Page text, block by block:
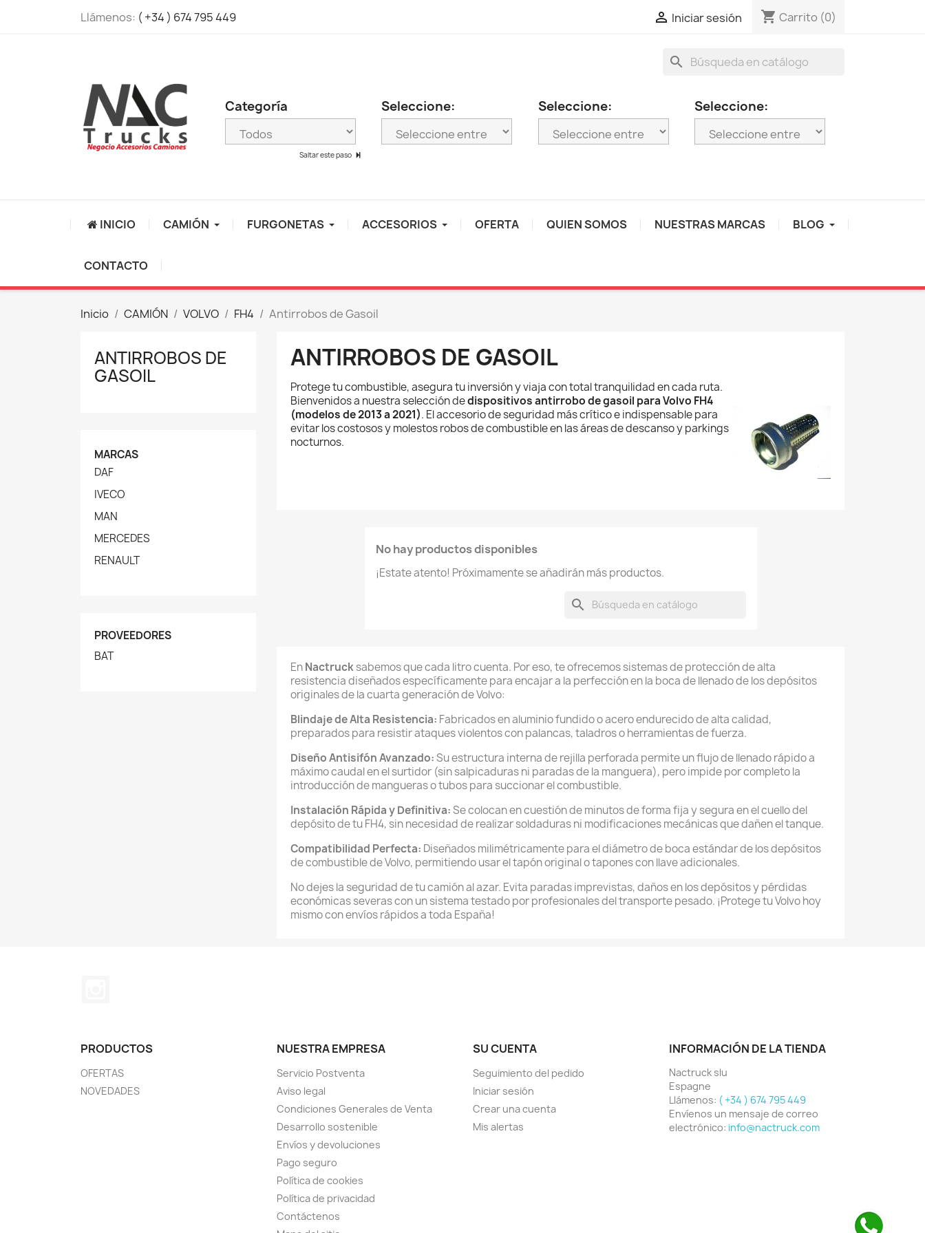
Llámenos: ( +34 ) 674 795 449  Iniciar sesión shopping_cart Carrito (0)
search
Categoría
Saltar este paso
Seleccione: Seleccione: Seleccione:
INICIO CAMIÓN FURGONETAS ACCESORIOS OFERTA QUIEN SOMOS NUESTRAS MARCAS BLOG
CONTACTO
Inicio CAMIÓN VOLVO FH4 Antirrobos de Gasoil
ANTIRROBOS DE
GASOIL
MARCAS
DAF
IVECO
MAN
MERCEDES
RENAULT
PROVEEDORES
BAT
ANTIRROBOS DE GASOIL
Protege tu combustible, asegura tu inversión y viaja con total tranquilidad en cada ruta.
Bienvenidos a nuestra selección dedispositivos antirrobo de gasoil para Volvo FH4
(modelos de 2013 a 2021). El accesorio de seguridad más crítico e indispensable para
evitar los costosos y molestos robos de combustible en las áreas de descanso y parkings
nocturnos.
No hay productos disponibles
¡Estate atento! Próximamente se añadirán más productos.
search
EnNactrucksabemos que cada litro cuenta. Por eso, te ofrecemos sistemas de protección de alta
resistencia diseñados específicamente para encajar a la perfección en la boca de llenado de los depósitos
originales de la cuarta generación de Volvo:
Blindaje de Alta Resistencia: Fabricados en aluminio fundido o acero endurecido de alta calidad,
preparados para resistir ataques violentos con palancas, taladros o herramientas de fuerza.
Diseño Antisifón Avanzado:Su estructura interna de rejilla perforada permite un flujo de llenado rápido a
máximo caudal en el surtidor (sin salpicaduras ni paradas de la manguera), pero impide por completo la
introducción de mangueras o tubos para succionar el combustible.
Instalación Rápida y Definitiva:Se colocan en cuestión de minutos de forma fija y segura en el cuello del
depósito de tu FH4, sin necesidad de realizar soldaduras ni modificaciones mecánicas que dañen el tanque.
Compatibilidad Perfecta: Diseñados milimétricamente para el diámetro de boca estándar de los depósitos
de combustible de Volvo, permitiendo usar el tapón original o tapones con llave adicionales.
No dejes la seguridad de tu camión al azar. Evita paradas imprevistas, daños en los depósitos y pérdidas
económicas severas con un sistema testado por profesionales del transporte pesado. ¡Protege tu Volvo hoy
mismo con envíos rápidos a toda España!
PRODUCTOS
OFERTAS
NOVEDADES
NUESTRA EMPRESA
Servicio Postventa
Aviso legal
Condiciones Generales de Venta
Desarrollo sostenible
Envíos y devoluciones
Pago seguro
Política de cookies
Política de privacidad
Contáctenos
SU CUENTA
Seguimiento del pedido
Iniciar sesión
Crear una cuenta
Mis alertas
INFORMACIÓN DE LA TIENDA
Nactruck slu
Espagne
Llámenos: ( +34 ) 674 795 449
Envíenos un mensaje de correo
electrónico: info@nactruck.com